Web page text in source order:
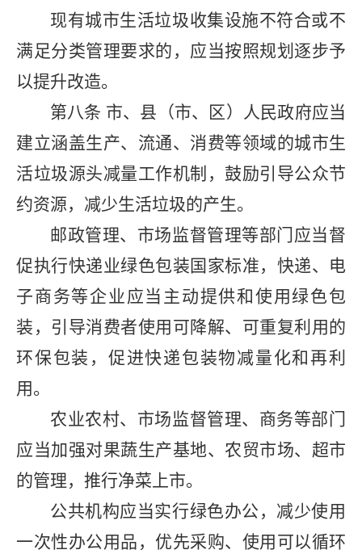
现有城市生活垃圾收集设施不符合或不
满足分类管理要求的，应当按照规划逐步予
以提升改造。
第八条 市、县（市、区）人民政府应当
建立涵盖生产、流通、消费等领域的城市生
活垃圾源头减量工作机制，鼓励引导公众节
约资源，减少生活垃圾的产生。
邮政管理、市场监督管理等部门应当督
促执行快递业绿色包装国家标准，快递、电
子商务等企业应当主动提供和使用绿色包
装，引导消费者使用可降解、可重复利用的
环保包装，促进快递包装物减量化和再利
用。
农业农村、市场监督管理、商务等部门
应当加强对果蔬生产基地、农贸市场、超市
的管理，推行净菜上市。
公共机构应当实行绿色办公，减少使用
一次性办公用品，优先采购、使用可以循环